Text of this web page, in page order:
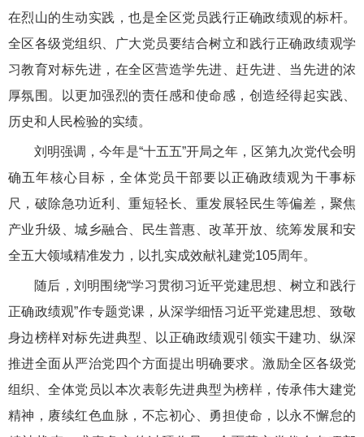
在烈山的生动实践，也是全区党员践行正确政绩观的标杆。
全区各级党组织、广大党员要结合树立和践行正确政绩观学
习教育对标先进，在全区营造学先进、赶先进、当先进的浓
厚氛围。以更加强烈的责任感和使命感，创造经得起实践、
历史和人民检验的实绩。
刘明强调，今年是“十五五”开局之年，区第九次党代会明
确五年核心目标，全体党员干部要以正确政绩观为干事标
尺，破除急功近利、重短轻长、重发展轻民生等偏差，聚焦
产业升级、城乡融合、民生普惠、改革开放、统筹发展和安
全五大领域精准发力，以扎实成效献礼建党105周年。
随后，刘明围绕“学习贯彻习近平党建思想、树立和践行
正确政绩观”作专题党课，从深学细悟习近平党建思想、致敬
身边榜样对标先进典型、以正确政绩观引领实干建功、纵深
推进全面从严治党四个方面提出明确要求。激励全区各级党
组织、全体党员以本次表彰先进典型为榜样，传承伟大建党
精神，赓续红色血脉，不忘初心、勇担使命，以永不懈怠的